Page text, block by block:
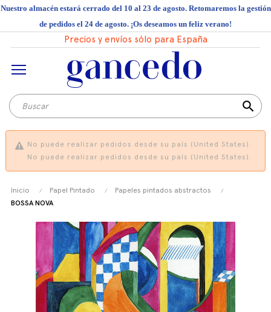
Nuestro almacén estará cerrado del 10 al 23 de agosto. Retomaremos la gestión
de pedidos el 24 de agosto. ¡Os deseamos un feliz verano!
Precios y envíos sólo para España
search
No puede realizar pedidos desde su país (United States).
No puede realizar pedidos desde su país (United States).
Inicio Papel Pintado
Papeles pintados abstractos
BOSSA NOVA